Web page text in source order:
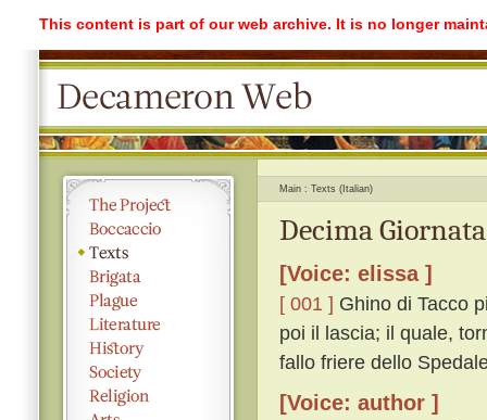
This content is part of our web archive. It is no longer
Main Texts (Italian)
Decima
[Voice: elissa ]
[ 001 ] Ghino di Tacco
poi il lascia; il quale,
fallo friere dello
[Voice: author ]